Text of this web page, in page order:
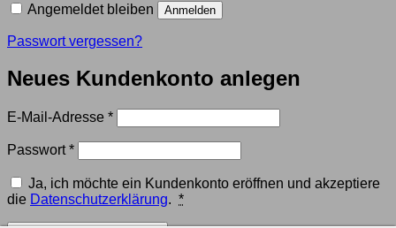
Angemeldet bleiben Anmelden
Passwort vergessen?
Neues Kundenkonto anlegen
E-Mail-Adresse *Erforderlich
Passwort*Erforderlich
Ja, ich möchte ein Kundenkonto eröffnen und akzeptiere
die Datenschutzerklärung. *